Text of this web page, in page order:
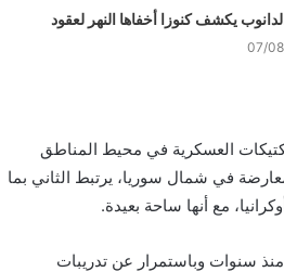
يكشف كنوزا أخفاها النهر لعقود
07/
العسكرية في محيط المناطق
في شمال سوريا، يرتبط الثاني بما
مع أنها ساحة بعيدة.
منذ سنوات وباستمرار عن تدريبات